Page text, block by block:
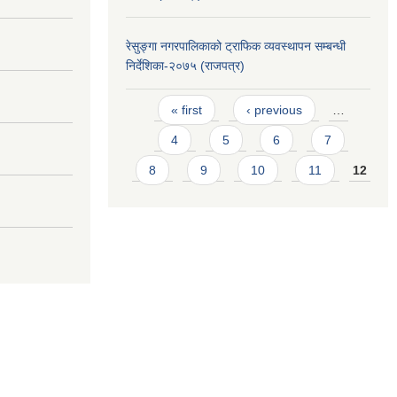
रेसुङ्गा नगरपालिकाको ट्राफिक व्यवस्थापन सम्बन्धी
निर्देशिका-२०७५ (राजपत्र)
Pages
« first ‹ previous
4 5 6 7
8 9 10 11 12